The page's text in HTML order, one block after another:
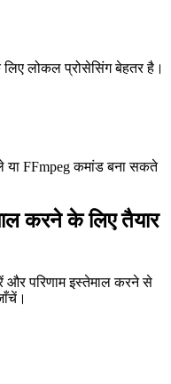
लोकल प्रोसेसिंग बेहतर है।
या FFmpeg कमांड बना सकते
करने के लिए तैयार
परिणाम इस्तेमाल करने से